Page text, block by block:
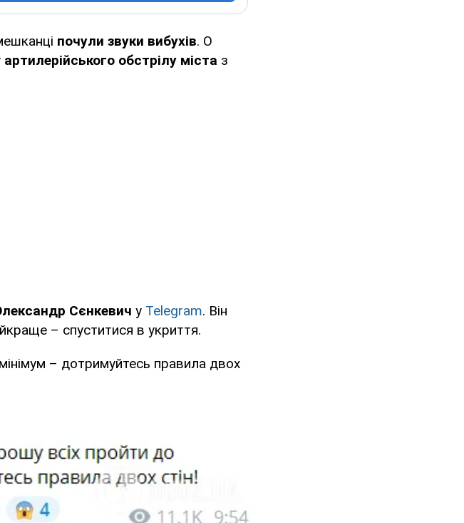
почули звуки вибухів. О
артилерійського обстрілу міста з
Сєнкевич у Telegram. Він
– спуститися в укриття.
– дотримуйтесь правила двох